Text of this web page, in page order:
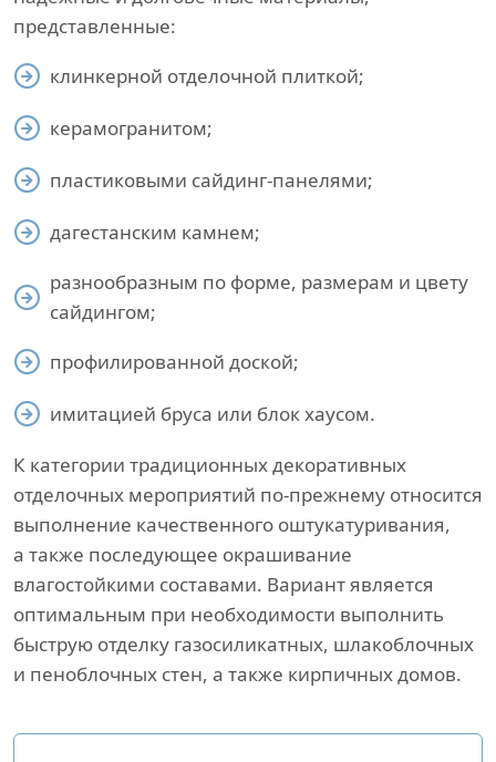
представленные:
клинкерной отделочной плиткой;
керамогранитом;
пластиковыми сайдинг-панелями;
дагестанским камнем;
разнообразным по форме, размерам и цвету
сайдингом;
профилированной доской;
имитацией бруса или блок хаусом.
К категории традиционных декоративных
отделочных мероприятий по-прежнему относится
выполнение качественного оштукатуривания,
а также последующее окрашивание
влагостойкими составами. Вариант является
оптимальным при необходимости выполнить
быструю отделку газосиликатных, шлакоблочных
и пеноблочных стен, а также кирпичных домов.